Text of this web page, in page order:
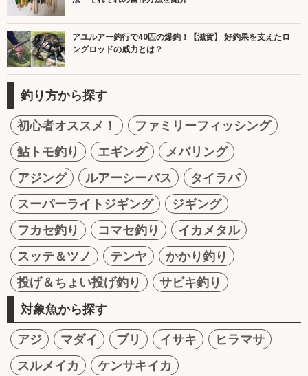
アユルアー釣行で40匹の爆釣！【滋賀】 好釣果を支えたロ
ングロッドの威力とは？
釣り方から探す
初心者オススメ！
ファミリーフィッシング
鮎トモ釣り
エギング
メバリング
アジング
ルアーシーバス
タイラバ
スーパーライトジギング
ジギング
フカセ釣り
コマセ釣り
イカメタル
スッテ＆ツノ
テンヤ
かかり釣り
投げ＆ちょい投げ釣り
サビキ釣り
対象魚から探す
アジ マダイ ブリ イサキ
ヒラマサ
スルメイカ
ケンサキイカ